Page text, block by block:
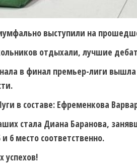
выступили на
отдыхали, лучшие
в финал премьер-лиги
в составе: Ефременкова
стала Диана Баранова,
6 место соответственно.